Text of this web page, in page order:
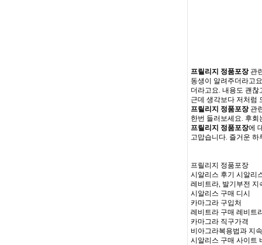
프릴리지 정품포장관
동생이 알려주더라고
더라고요. 내용도 괜
근데 생각보다 저처럼
프릴리지 정품포장관
한번 들러보세요. 후회
프릴리지 정품포장에
고맙습니다. 즐거운 하
프릴리지 정품포장
시알리스 후기 시알리
레비트라, 발기부전 지
시알리스 구매 디시
카마그라 구입처
레비트라 구매 레비트
카마그라 직구가격
비아그라복용법과 지
시알리스 구매 사이트